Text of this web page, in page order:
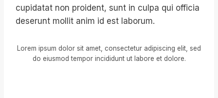
cupidatat non proident, sunt in culpa qui officia
deserunt mollit anim id est laborum.
Lorem ipsum dolor sit amet, consectetur adipiscing elit, sed
do eiusmod tempor incididunt ut labore et dolore.